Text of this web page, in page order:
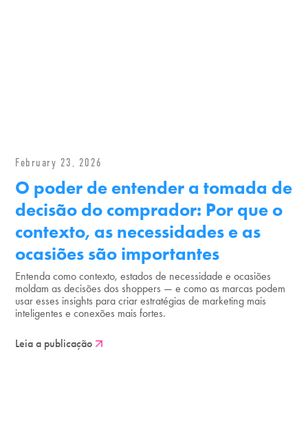
February 23, 2026
O poder de entender a tomada de
decisão do comprador: Por que o
contexto, as necessidades e as
ocasiões são importantes
Entenda como contexto, estados de necessidade e ocasiões
moldam as decisões dos shoppers — e como as marcas podem
usar esses insights para criar estratégias de marketing mais
inteligentes e conexões mais fortes.
Leia a publicação